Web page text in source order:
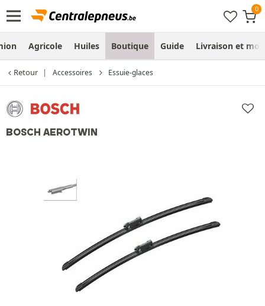
Agricole Huiles Boutique Guide Livraison et
Retour Accessoires Essuie-glaces
BOSCH AEROTWIN